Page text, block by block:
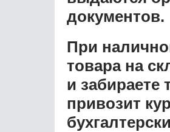
документов.
При
товара на
и забираете
привозит